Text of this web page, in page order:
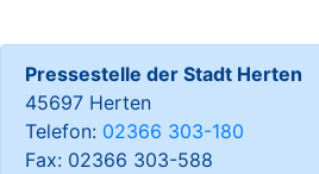
Pressestelle der Stadt Herten
45697 Herten
Telefon: 02366 303-180
Fax: 02366 303-588